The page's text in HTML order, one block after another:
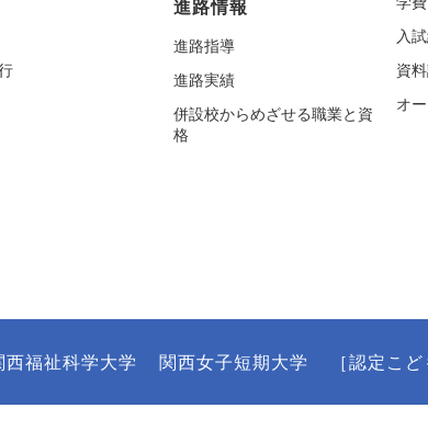
進路情報
進路指導
進路実績
併設校からめざせる職業と資
格
入
資
オ
西福祉科学大学 関西女子短期大学 ［認定こ